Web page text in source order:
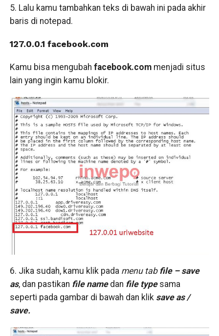
5. Lalu kamu tambahkan teks di bawah ini pada akhir
baris di notepad.
127.0.0.1 facebook.com
Kamu bisa mengubah facebook.com menjadi situs
lain yang ingin kamu blokir.
6. Jika sudah, kamu klik pada menu tab file – save
as, dan pastikan file name dan file type sama
seperti pada gambar di bawah dan klik save as /
save.